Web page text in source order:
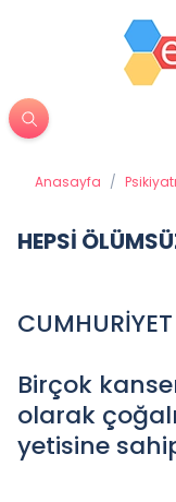
Anasayfa /
HEPSİ
Birçok
olarak
yetisine